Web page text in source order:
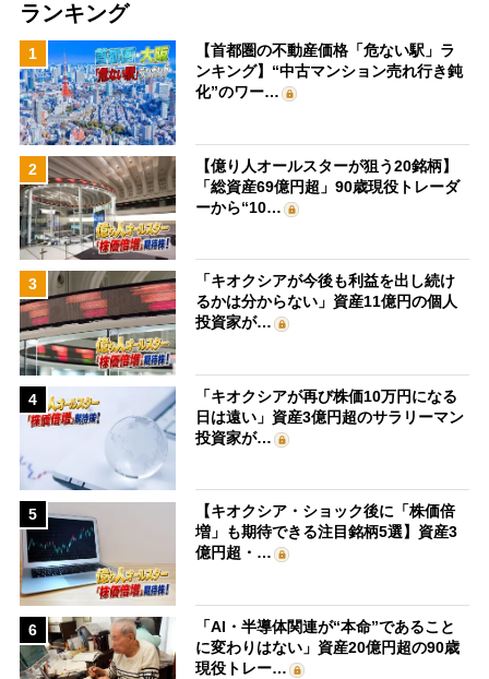
ランキング
1
【首都圏の不動産価格「危ない駅」ラ
ンキング】“中古マンション売れ行き鈍
化”のワー…
2
【億り人オールスターが狙う20銘柄】
「総資産69億円超」90歳現役トレーダ
ーから“10…
3
「キオクシアが今後も利益を出し続け
るかは分からない」資産11億円の個人
投資家が…
4
「キオクシアが再び株価10万円になる
日は遠い」資産3億円超のサラリーマン
投資家が…
5
【キオクシア・ショック後に「株価倍
増」も期待できる注目銘柄5選】資産3
億円超・…
6
「AI・半導体関連が“本命”であること
に変わりはない」資産20億円超の90歳
現役トレー…